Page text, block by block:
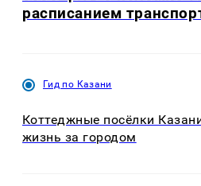
расписанием
Гид по Казани
Коттеджные посёлки
жизнь за городом